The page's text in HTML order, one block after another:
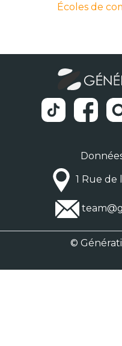
Écoles de
1 Rue de
©